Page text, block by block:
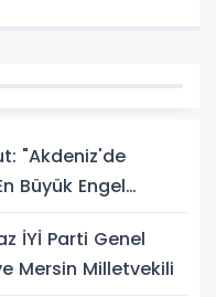
"Akdeniz'de
Büyük Engel
İYİ Parti Genel
Mersin Milletvekili